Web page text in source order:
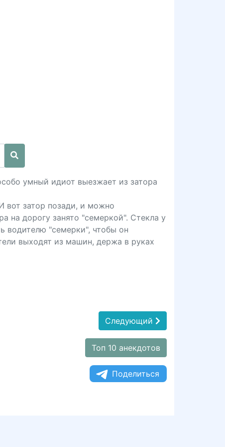
умный идиот выезжает из затора
вот затор позади, и можно
на дорогу занято "семеркой". Стекла у
водителю "семерки", чтобы он
выходят из машин, держа в руках
Следующий
Топ 10 анекдотов
Поделиться